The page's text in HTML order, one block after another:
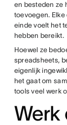
en besteden ze
toevoegen.
einde voelt het
hebben bereikt.
Hoewel ze
spreadsheets,
eigenlijk
het gaat om
tools veel werk
Werk